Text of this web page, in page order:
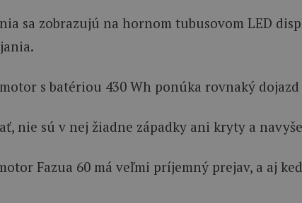
sa zobrazujú na hornom tubusovom LED
s batériou 430 Wh ponúka rovnaký
nie sú v nej žiadne západky ani kryty a
Fazua 60 má veľmi príjemný prejav, a aj